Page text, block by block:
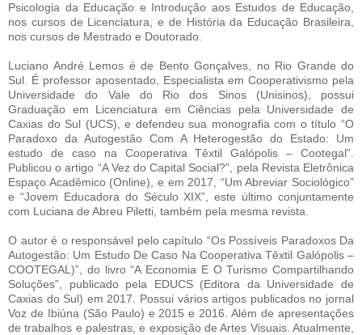
Psicologia da Educação e Introdução aos Estudos de Educação,
nos cursos de Licenciatura, e de História da Educação Brasileira,
nos cursos de Mestrado e Doutorado.
Luciano André Lemos é de Bento Gonçalves, no Rio Grande do
Sul. É professor aposentado, Especialista em Cooperativismo pela
Universidade do Vale do Rio dos Sinos (Unisinos), possui
Graduação em Licenciatura em Ciências pela Universidade de
Caxias do Sul (UCS), e defendeu sua monografia com o título “O
Paradoxo da Autogestão Com A Heterogestão do Estado: Um
estudo de caso na Cooperativa Têxtil Galópolis – Cootegal”.
Publicou o artigo “A Vez do Capital Social?”, pela Revista Eletrônica
Espaço Acadêmico (Online), e em 2017, “Um Abreviar Sociológico”
e “Jovem Educadora do Século XIX”, este último conjuntamente
com Luciana de Abreu Piletti, também pela mesma revista.
O autor é o responsável pelo capítulo “Os Possíveis Paradoxos Da
Autogestão: Um Estudo De Caso Na Cooperativa Têxtil Galópolis –
COOTEGAL)”, do livro “A Economia E O Turismo Compartilhando
Soluções”, publicado pela EDUCS (Editora da Universidade de
Caxias do Sul) em 2017. Possui vários artigos publicados no jornal
Voz de Ibiúna (São Paulo) e 2015 e 2016. Além de apresentações
de trabalhos e palestras, e exposição de Artes Visuais. Atualmente,